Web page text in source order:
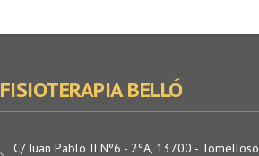
FISIOTERAPIA BELLÓ
C/ Juan Pablo II Nº6 - 2ºA, 13700 - Tomelloso